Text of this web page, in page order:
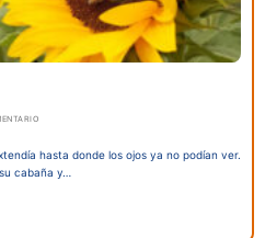
hasta donde los ojos ya no podían ver.
cabaña y…